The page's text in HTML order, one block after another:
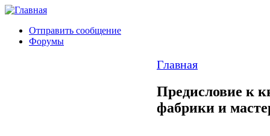
Отправить сообщение
Форумы
Главная
Предисловие к
фабрики и